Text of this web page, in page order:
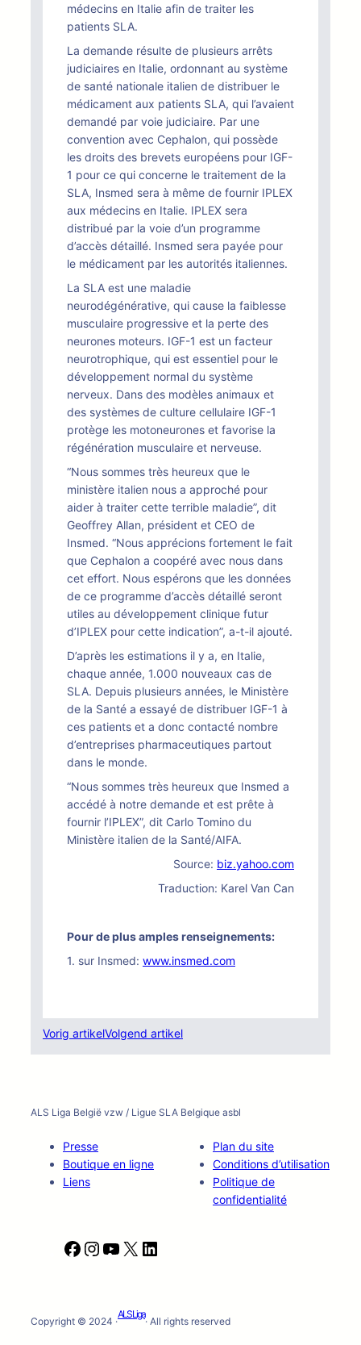
médecins en Italie afin de traiter les
patients SLA.
La demande résulte de plusieurs arrêts
judiciaires en Italie, ordonnant au système
de santé nationale italien de distribuer le
médicament aux patients SLA, qui l’avaient
demandé par voie judiciaire. Par une
convention avec Cephalon, qui possède
les droits des brevets européens pour IGF-
1 pour ce qui concerne le traitement de la
SLA, Insmed sera à même de fournir IPLEX
aux médecins en Italie. IPLEX sera
distribué par la voie d’un programme
d’accès détaillé. Insmed sera payée pour
le médicament par les autorités italiennes.
La SLA est une maladie
neurodégénérative, qui cause la faiblesse
musculaire progressive et la perte des
neurones moteurs. IGF-1 est un facteur
neurotrophique, qui est essentiel pour le
développement normal du système
nerveux. Dans des modèles animaux et
des systèmes de culture cellulaire IGF-1
protège les motoneurones et favorise la
régénération musculaire et nerveuse.
“Nous sommes très heureux que le
ministère italien nous a approché pour
aider à traiter cette terrible maladie”, dit
Geoffrey Allan, président et CEO de
Insmed. “Nous apprécions fortement le fait
que Cephalon a coopéré avec nous dans
cet effort. Nous espérons que les données
de ce programme d’accès détaillé seront
utiles au développement clinique futur
d’IPLEX pour cette indication”, a-t-il ajouté.
D’après les estimations il y a, en Italie,
chaque année, 1.000 nouveaux cas de
SLA. Depuis plusieurs années, le Ministère
de la Santé a essayé de distribuer IGF-1 à
ces patients et a donc contacté nombre
d’entreprises pharmaceutiques partout
dans le monde.
“Nous sommes très heureux que Insmed a
accédé à notre demande et est prête à
fournir l’IPLEX”, dit Carlo Tomino du
Ministère italien de la Santé/AIFA.
Source: biz.yahoo.com
Traduction: Karel Van Can
Pour de plus amples renseignements:
1. sur Insmed: www.insmed.com
Vorig artikelVolgend artikel
ALS Liga België vzw / Ligue SLA Belgique asbl
Presse
Boutique en ligne
Liens
Plan du site
Conditions d’utilisation
Politique de
confidentialité
F
b
I
a
Y
u
X
e
Copyright © 2024 ·
ALS Liga
· All rights reserved